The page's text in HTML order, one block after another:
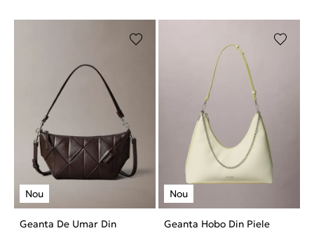
Geanta De Umar Din
Geanta Hobo Din Piele